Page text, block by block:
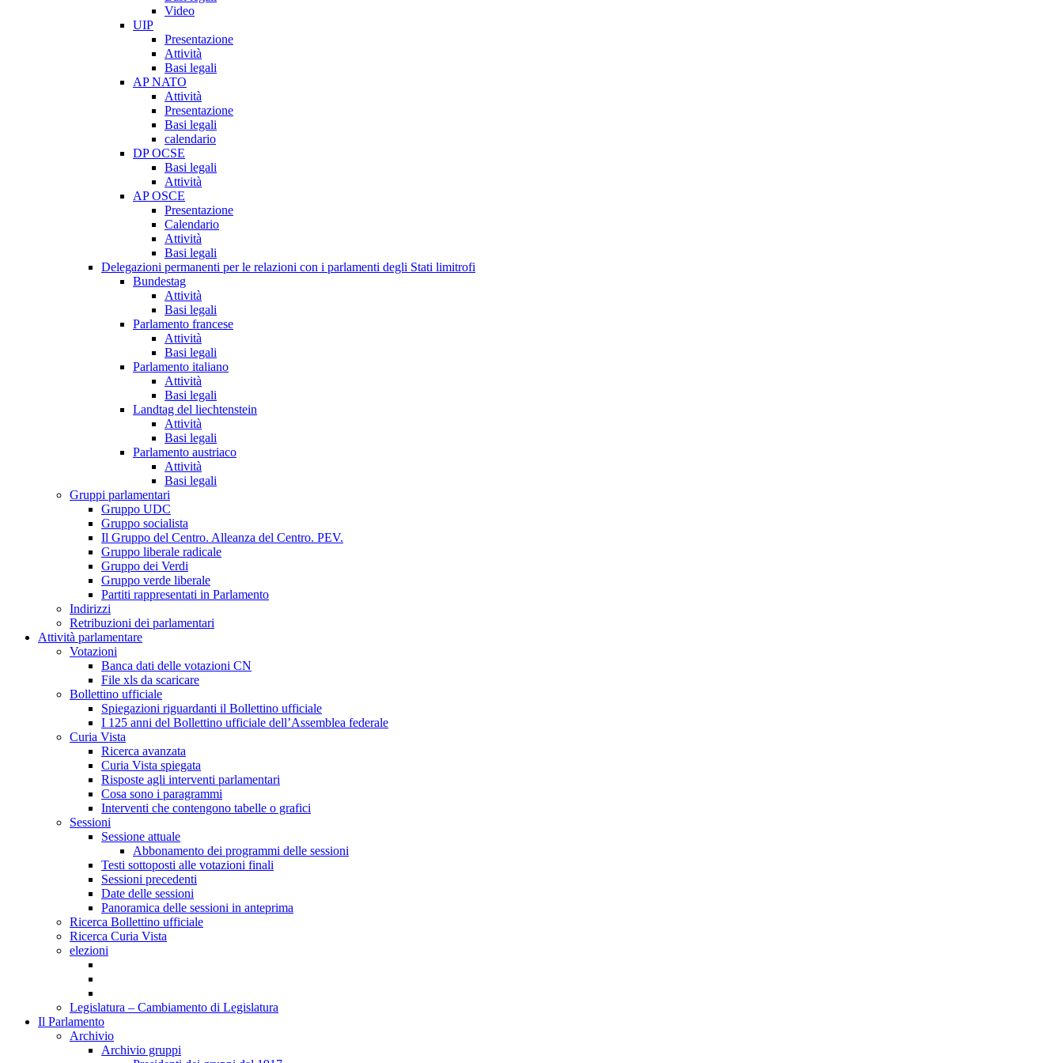
Video
UIP
Presentazione
Attività
Basi legali
AP NATO
Attività
Presentazione
Basi legali
calendario
DP OCSE
Basi legali
Attività
AP OSCE
Presentazione
Calendario
Attività
Basi legali
Delegazioni permanenti per le relazioni con i parlamenti degli Stati limitrofi
Bundestag
Attività
Basi legali
Parlamento francese
Attività
Basi legali
Parlamento italiano
Attività
Basi legali
Landtag del liechtenstein
Attività
Basi legali
Parlamento austriaco
Attività
Basi legali
Gruppi parlamentari
Gruppo UDC
Gruppo socialista
Il Gruppo del Centro. Alleanza del Centro. PEV.
Gruppo liberale radicale
Gruppo dei Verdi
Gruppo verde liberale
Partiti rappresentati in Parlamento
Indirizzi
Retribuzioni dei parlamentari
Attività parlamentare
Votazioni
Banca dati delle votazioni CN
File xls da scaricare
Bollettino ufficiale
Spiegazioni riguardanti il Bollettino ufficiale
I 125 anni del Bollettino ufficiale dell’Assemblea federale
Curia Vista
Ricerca avanzata
Curia Vista spiegata
Risposte agli interventi parlamentari
Cosa sono i paragrammi
Interventi che contengono tabelle o grafici
Sessioni
Sessione attuale
Abbonamento dei programmi delle sessioni
Testi sottoposti alle votazioni finali
Sessioni precedenti
Date delle sessioni
Panoramica delle sessioni in anteprima
Ricerca Bollettino ufficiale
Ricerca Curia Vista
elezioni
Legislatura – Cambiamento di Legislatura
Il Parlamento
Archivio
Archivio gruppi